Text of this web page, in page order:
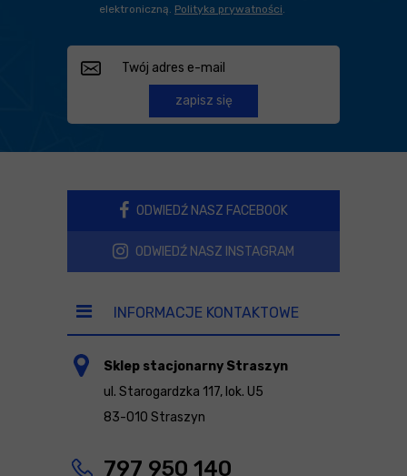
elektroniczną. Polityka prywatności
zapisz się
ODWIEDŹ NASZ FACEBOOK
ODWIEDŹ NASZ INSTAGRAM
INFORMACJE KONTAKTOWE
Sklep stacjonarny Straszyn
ul. Starogardzka 117, lok. U5
83-010 Straszyn
797 950 140